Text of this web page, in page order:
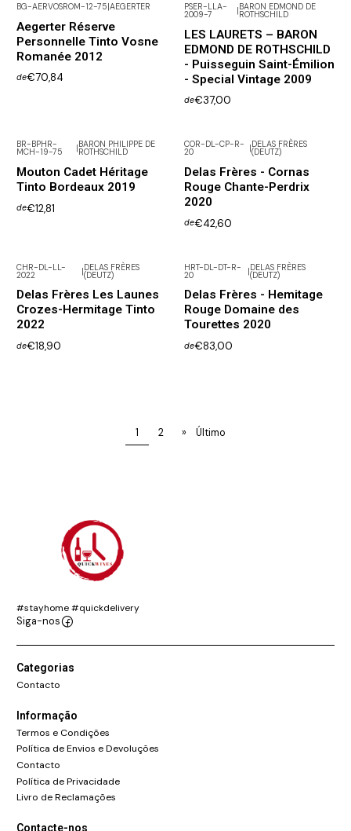
BG-AERVOSROM-12-75|AEGERTER
Aegerter Réserve
Personnelle Tinto Vosne
Romanée 2012
de€70,84
PSER-LLA-
2009-7 |BARON EDMOND DE
ROTHSCHILD
LES LAURETS – BARON
EDMOND DE ROTHSCHILD
- Puisseguin Saint-Émilion
- Special Vintage 2009
de€37,00
BR-BPHR-
MCH-19-75
BARON PHILIPPE DE
ROTHSCHILD
Mouton Cadet Héritage
Tinto Bordeaux 2019
de€12,81
COR-DL-CP-R-
20 |DELAS FRÈRES
(DEUTZ)
Delas Frères - Cornas
Rouge Chante-Perdrix
2020
de€42,60
CHR-DL-LL-
2022 |DELAS FRÈRES
(DEUTZ)
Delas Frères Les Launes
Crozes-Hermitage Tinto
2022
de€18,90
HRT-DL-DT-R-
20 |DELAS FRÈRES
(DEUTZ)
Delas Frères - Hemitage
Rouge Domaine des
Tourettes 2020
de€83,00
1 2 » Último
#stayhome #quickdelivery
Siga-nos
Categorias
Contacto
Informação
Termos e Condições
Política de Envios e Devoluções
Contacto
Política de Privacidade
Livro de Reclamações
Contacte-nos